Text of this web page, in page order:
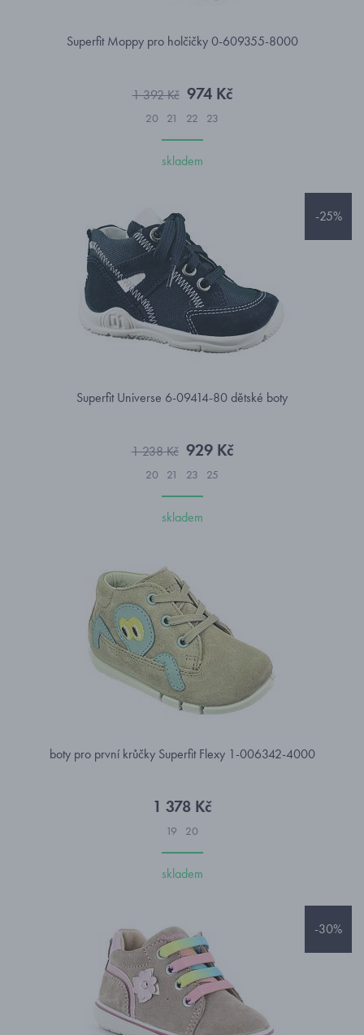
Superfit Moppy pro holčičky 0-609355-8000
1 392 Kč 974 Kč
20 21 22 23
skladem
-25%
Superfit Universe 6-09414-80 dětské boty
1 238 Kč 929 Kč
20 21 23 25
skladem
boty pro první krůčky Superfit Flexy 1-006342-4000
1 378 Kč
19 20
skladem
-30%